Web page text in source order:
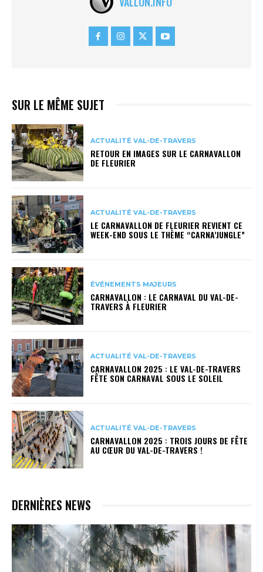
SUR LE MÊME SUJET
ACTUALITÉ VAL-DE-TRAVERS
RETOUR EN IMAGES SUR LE CARNAVALLON
DE FLEURIER
ACTUALITÉ VAL-DE-TRAVERS
LE CARNAVALLON DE FLEURIER REVIENT CE
WEEK-END SOUS LE THÈME “CARNA’JUNGLE”
ÉVÉNEMENTS MAJEURS
CARNAVALLON : LE CARNAVAL DU VAL-DE-
TRAVERS À FLEURIER
ACTUALITÉ VAL-DE-TRAVERS
CARNAVALLON 2025 : LE VAL-DE-TRAVERS
FÊTE SON CARNAVAL SOUS LE SOLEIL
ACTUALITÉ VAL-DE-TRAVERS
CARNAVALLON 2025 : TROIS JOURS DE FÊTE
AU CŒUR DU VAL-DE-TRAVERS !
DERNIÈRES NEWS